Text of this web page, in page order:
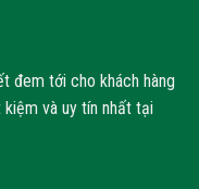
đem tới cho khách hàng
và uy tín nhất tại